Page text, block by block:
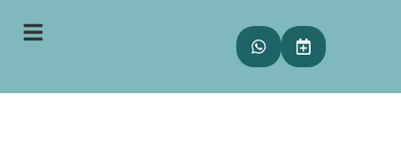
Manfaat Retinol untuk Kulit
Wajah